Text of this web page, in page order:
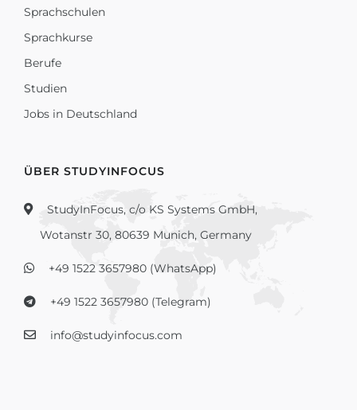
Sprachschulen
Sprachkurse
Berufe
Studien
Jobs in Deutschland
ÜBER STUDYINFOCUS
StudyInFocus, c/o KS Systems GmbH,
Wotanstr 30, 80639 Munich, Germany
+49 1522 3657980 (WhatsApp)
+49 1522 3657980 (Telegram)
info@studyinfocus.com